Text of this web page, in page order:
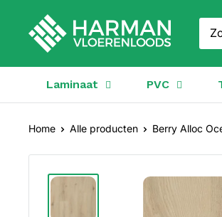
Harman
Vloerenloods
Laminaat PVC
Home Alle producten Berry Alloc